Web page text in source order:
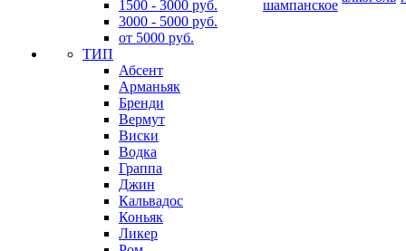
1500 - 3000 руб.
3000 - 5000 руб.
от 5000 руб.
ТИП
Абсент
Арманьяк
Бренди
Вермут
Виски
Водка
Граппа
Джин
Кальвадос
Коньяк
Ликер
шампанское